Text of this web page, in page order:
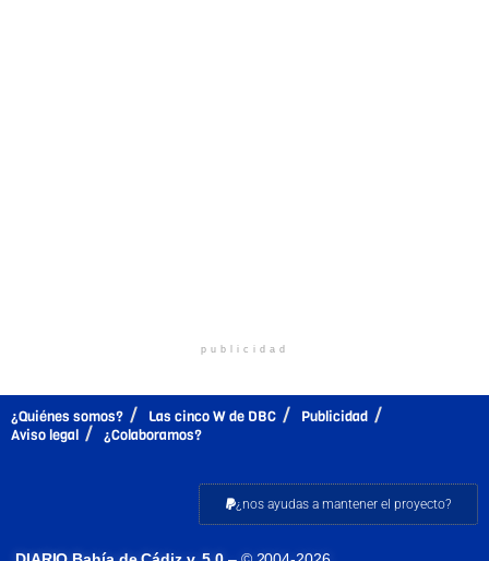
publicidad
¿Quiénes somos? Las cinco W de DBC
Publicidad
Aviso legal
¿Colaboramos?
¿nos ayudas a mantener el proyecto?